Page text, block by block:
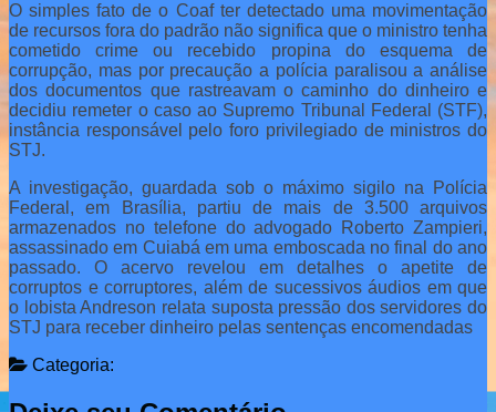
O simples fato de o Coaf ter detectado uma movimentação
de recursos fora do padrão não significa que o ministro tenha
cometido crime ou recebido propina do esquema de
corrupção, mas por precaução a polícia paralisou a análise
dos documentos que rastreavam o caminho do dinheiro e
decidiu remeter o caso ao Supremo Tribunal Federal (STF),
instância responsável pelo foro privilegiado de ministros do
STJ.
A investigação, guardada sob o máximo sigilo na Polícia
Federal, em Brasília, partiu de mais de 3.500 arquivos
armazenados no telefone do advogado Roberto Zampieri,
assassinado em Cuiabá em uma emboscada no final do ano
passado. O acervo revelou em detalhes o apetite de
corruptos e corruptores, além de sucessivos áudios em que
o lobista Andreson relata suposta pressão dos servidores do
STJ para receber dinheiro pelas sentenças encomendadas
Categoria: